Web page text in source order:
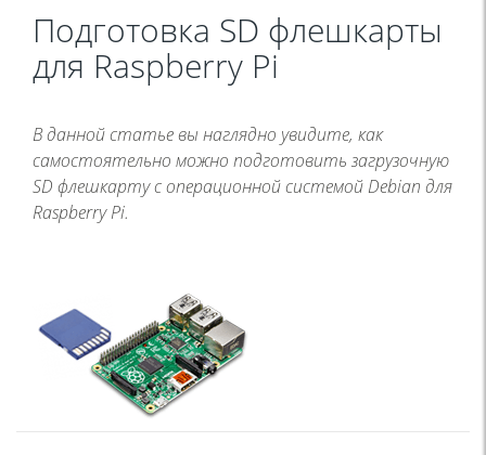
Подготовка SD флешкарты
для Raspberry Pi
В данной статье вы наглядно увидите, как
самостоятельно можно подготовить загрузочную
SD флешкарту с операционной системой Debian для
Raspberry Pi.